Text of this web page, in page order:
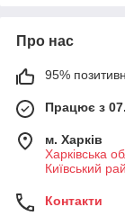
Про нас
95%
Працює з
м. Харків
Харківська
Київський
Контакти